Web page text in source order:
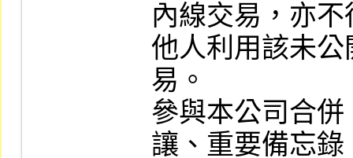
內線交易，亦
他人利用該未
易。
參與本公司合
讓、重要備忘